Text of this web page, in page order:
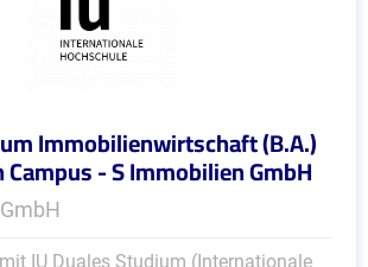
Immobilienwirtschaft (B.A.)
- S Immobilien GmbH
IU Duales Studium (Internationale